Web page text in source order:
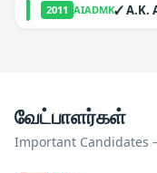
2011 AIADMK✓A.K.
வேட்பாளர்கள்
Important Candidates